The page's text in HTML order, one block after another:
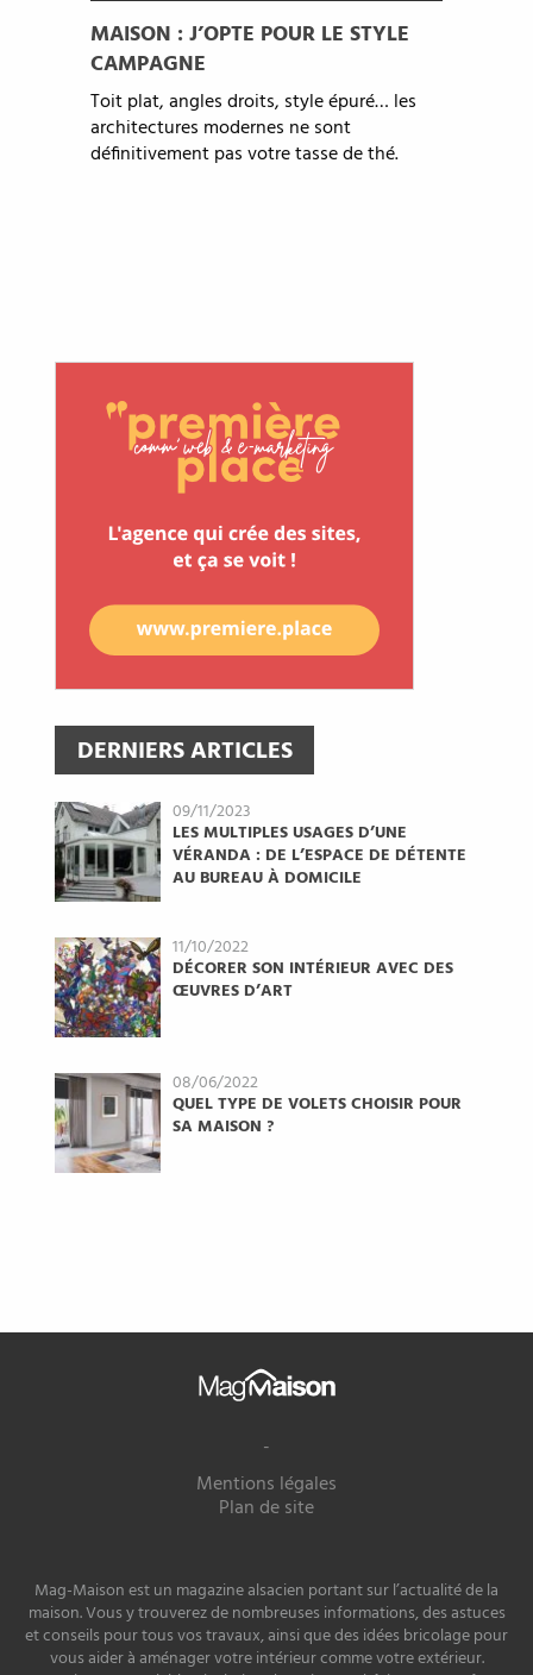
MAISON : J’OPTE POUR LE STYLE
CAMPAGNE
Toit plat, angles droits, style épuré… les
architectures modernes ne sont
définitivement pas votre tasse de thé.
DERNIERS ARTICLES
09/11/2023
LES MULTIPLES USAGES D’UNE
VÉRANDA : DE L’ESPACE DE DÉTENTE
AU BUREAU À DOMICILE
11/10/2022
DÉCORER SON INTÉRIEUR AVEC DES
ŒUVRES D’ART
08/06/2022
QUEL TYPE DE VOLETS CHOISIR POUR
SA MAISON ?
Mag
Maison
-
Mentions légales
Plan de site
Mag-Maison est un magazine alsacien portant sur l’actualité de la
maison. Vous y trouverez de nombreuses informations, des astuces
et conseils pour tous vos travaux, ainsi que des idées bricolage pour
vous aider à aménager votre intérieur comme votre extérieur.